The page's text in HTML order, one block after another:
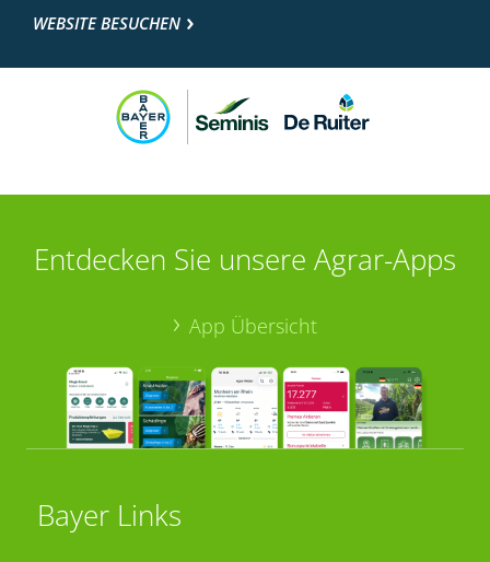
WEBSITE BESUCHEN
Entdecken Sie unsere Agrar-Apps
App Übersicht
Bayer Links